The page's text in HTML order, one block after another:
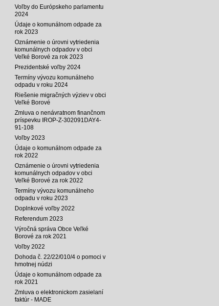
Voľby do Európskeho parlamentu
2024
Údaje o komunálnom odpade za
rok 2023
Oznámenie o úrovni vytriedenia
komunálnych odpadov v obci
Veľké Borové za rok 2023
Prezidentské voľby 2024
Termíny vývozu komunálneho
odpadu v roku 2024
Riešenie migračných výziev v obci
Veľké Borové
Zmluva o nenávratnom finančnom
príspevku IROP-Z-302091DAY4-
91-108
Voľby 2023
Údaje o komunálnom odpade za
rok 2022
Oznámenie o úrovni vytriedenia
komunálnych odpadov v obci
Veľké Borové za rok 2022
Termíny vývozu komunálneho
odpadu v roku 2023
Doplnkové voľby 2022
Referendum 2023
Výročná správa Obce Veľké
Borové za rok 2021
Voľby 2022
Dohoda č. 22/22/010/4 o pomoci v
hmotnej núdzi
Údaje o komunálnom odpade za
rok 2021
Zmluva o elektronickom zasielaní
faktúr - MADE